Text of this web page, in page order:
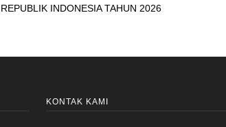
REPUBLIK INDONESIA TAHUN 2026
KONTAK KAMI